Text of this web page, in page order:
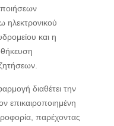
ηλεκτρονικού
και η
διαθέτει την
επικαιροποιημένη
παρέχοντας